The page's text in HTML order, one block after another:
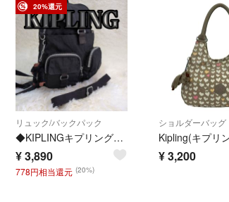
20%還元
リュック/バックパック
◆KIPLINGキプリング◆デイパック リュックサック ブラック ナイロン 2way 軽量
¥3,890
778円相当還元 (20%)
ショルダーバッグ
¥3,200